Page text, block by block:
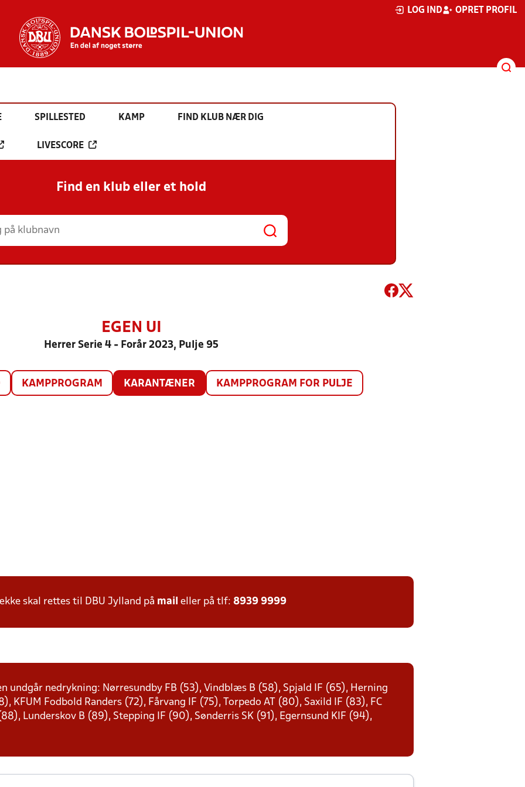
LOG IND OPRET PROFIL
SPILLESTED KAMP FIND KLUB NÆR DIG
LIVESCORE
Find en klub eller et hold
EGEN UI
Herrer Serie 4 - Forår 2023, Pulje 95
KAMPPROGRAM KARANTÆNER KAMPPROGRAM FOR PULJE
skal rettes til DBU Jylland på mail eller på tlf: 8939 9999
undgår nedrykning: Nørresundby FB (53), Vindblæs B (58), Spjald IF (65), Herning
KFUM Fodbold Randers (72), Fårvang IF (75), Torpedo AT (80), Saxild IF (83), FC
Lunderskov B (89), Stepping IF (90), Sønderris SK (91), Egernsund KIF (94),